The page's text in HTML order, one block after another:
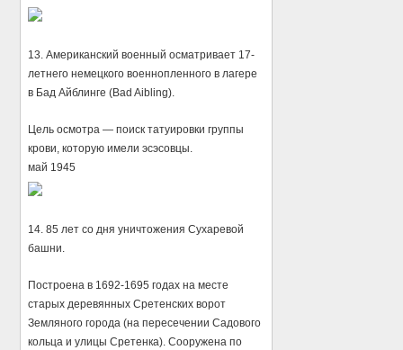
13. Американский военный осматривает 17-
летнего немецкого военнопленного в лагере
в Бад Айблинге (Bad Aibling).
Цель осмотра — поиск татуировки группы
крови, которую имели эсэсовцы.
май 1945
14. 85 лет со дня уничтожения Сухаревой
башни.
Построена в 1692-1695 годах на месте
старых деревянных Сретенских ворот
Земляного города (на пересечении Садового
кольца и улицы Сретенка). Сооружена по